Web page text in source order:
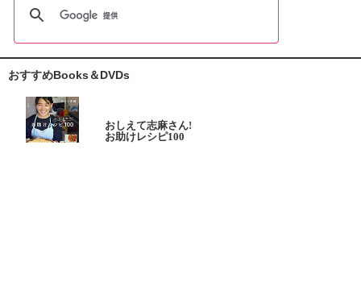
おすすめBooks＆DVDs
おしえて志麻さん!
お助けレシピ100